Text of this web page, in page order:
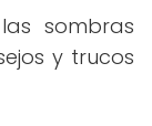
sombras
y trucos